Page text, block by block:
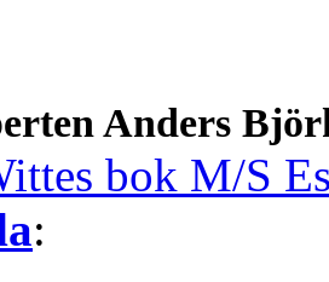
Anders
bok M/S
: